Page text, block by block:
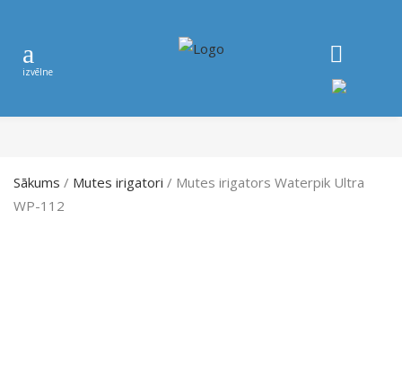
Sākums / Mutes irigatori / Mutes irigators Waterpik Ultra
WP-112